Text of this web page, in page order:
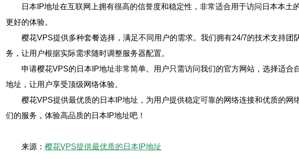
日本IP地址在互联网上拥有很高的信誉度和稳定性，非常适合用于访问日本本
更好的体验。
樱花VPS提供多种套餐选择，满足不同用户的需求。我们拥有24/7的技术支持
务，让用户根据实际需求随时调整服务器配置。
申请樱花VPS的日本IP地址非常简单。用户只需访问我们的官方网站，选择适
地址，让用户享受顶级网络体验。
樱花VPS提供最优质的日本IP地址，为用户提供稳定可靠的网络连接和优质的
们的服务，体验高品质的日本IP地址吧！
来源： 樱花VPS提供最优质的日本IP地址